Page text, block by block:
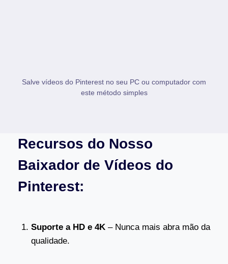
Salve vídeos do Pinterest no seu PC ou computador com
este método simples
Recursos do Nosso
Baixador de Vídeos do
Pinterest:
Suporte a HD e 4K– Nunca mais abra mão da
qualidade.